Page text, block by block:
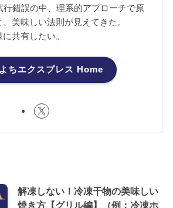
行錯誤の中、理系的アプローチで原
美味しい法則が見えてきた。
共有したい。
ちエクスプレス Home
解凍しない！冷凍干物の美味しい
焼き方【グリル編】（例：冷凍ホ